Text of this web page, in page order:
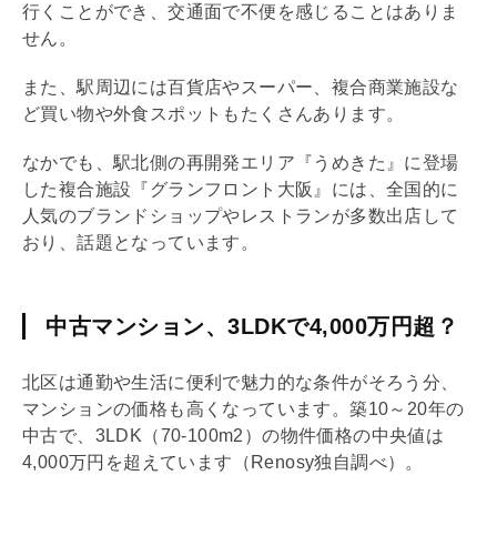
行くことができ、交通面で不便を感じることはありま
せん。
また、駅周辺には百貨店やスーパー、複合商業施設な
ど買い物や外食スポットもたくさんあります。
なかでも、駅北側の再開発エリア『うめきた』に登場
した複合施設『グランフロント大阪』には、全国的に
人気のブランドショップやレストランが多数出店して
おり、話題となっています。
中古マンション、3LDKで4,000万円超？
北区は通勤や生活に便利で魅力的な条件がそろう分、
マンションの価格も高くなっています。築10～20年の
中古で、3LDK （70-100m2）の物件価格の中央値は
4,000万円を超えています（Renosy独自調べ）。